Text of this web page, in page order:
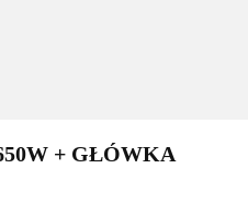
+ GŁÓWKA